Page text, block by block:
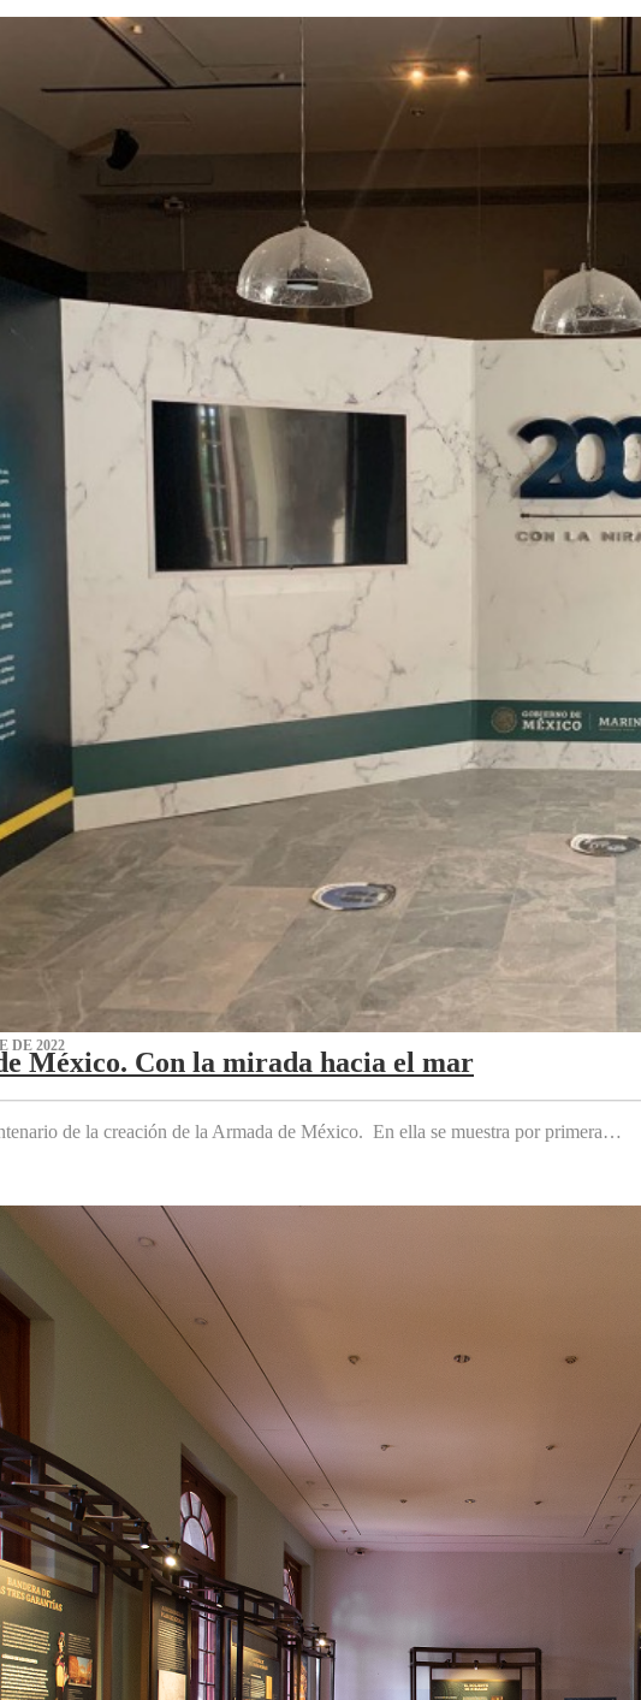
DE 2022
México. Con la mirada hacia el mar
de la creación de la Armada de México. En ella se muestra por primera…